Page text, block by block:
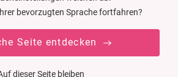
bevorzugten Sprache fortfahren?
Seite entdecken
dieser Seite bleiben